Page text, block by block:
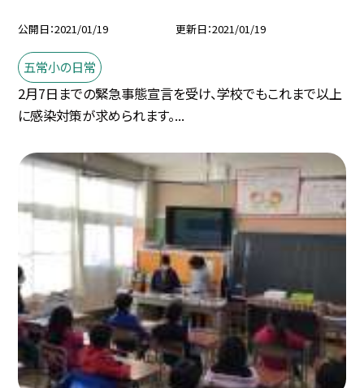
公開日 2021/01/19 更新日 2021/01/19
五常小の日常
2月7日までの緊急事態宣言を受け、学校でもこれまで以上
に感染対策が求められます。...